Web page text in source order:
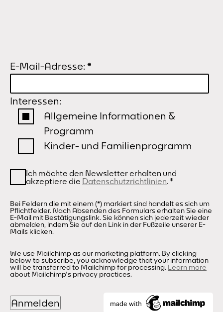
E-Mail-Adresse: *
Interessen:
Allgemeine Informationen &
Programm
Kinder- und Familienprogramm
Ich möchte den Newsletter erhalten und
akzeptiere die Datenschutzrichtlinien.*
Bei Feldern die mit einem (*) markiert sind handelt es sich um
Pflichtfelder. Nach Absenden des Formulars erhalten Sie eine
E-Mail mit Bestätigungslink. Sie können sich jederzeit wieder
abmelden, indem Sie auf den Link in der Fußzeile unserer E-
Mails klicken.
We use Mailchimp as our marketing platform. By clicking
below to subscribe, you acknowledge that your information
will be transferred to Mailchimp for processing. Learn more
about Mailchimp's privacy practices.